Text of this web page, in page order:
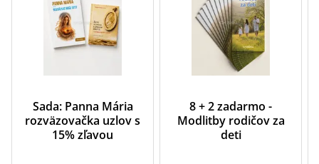
Sada: Panna Mária
rozväzovačka uzlov s
15% zľavou
8 + 2 zadarmo -
Modlitby rodičov za
deti